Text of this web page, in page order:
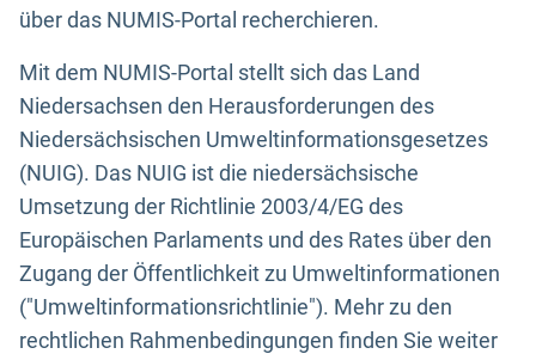
über das NUMIS-Portal recherchieren.
Mit dem NUMIS-Portal stellt sich das Land
Niedersachsen den Herausforderungen des
Niedersächsischen Umweltinformationsgesetzes
(NUIG). Das NUIG ist die niedersächsische
Umsetzung der Richtlinie 2003/4/EG des
Europäischen Parlaments und des Rates über den
Zugang der Öffentlichkeit zu Umweltinformationen
("Umweltinformationsrichtlinie"). Mehr zu den
rechtlichen Rahmenbedingungen finden Sie weiter